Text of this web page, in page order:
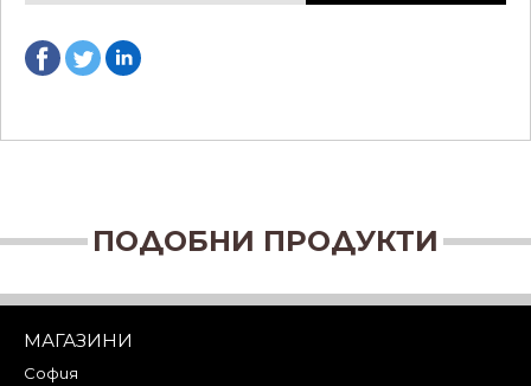
ПОДОБНИ ПРОДУКТИ
МАГАЗИНИ
София